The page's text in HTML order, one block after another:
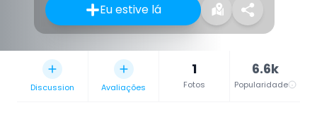
Eu estive lá
Discussion Avaliações
1
Fotos
6.6k
Popularidade